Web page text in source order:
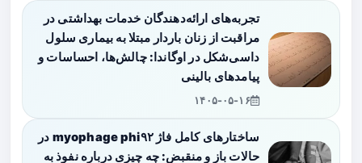
تجربه‌های ارائه‌دهندگان خدمات بهداشتی در
مراقبت از زنان باردار مبتلا به بیماری سلول
داسی‌شکل در اوگاندا: چالش‌ها، احساسات و
پیامدهای بالینی
۱۴۰۵-۰۵-۱۶
ساختارهای کامل فاژ myophage phi۹۲ در
حالات باز و منقبض: چه چیزی درباره نفوذ به